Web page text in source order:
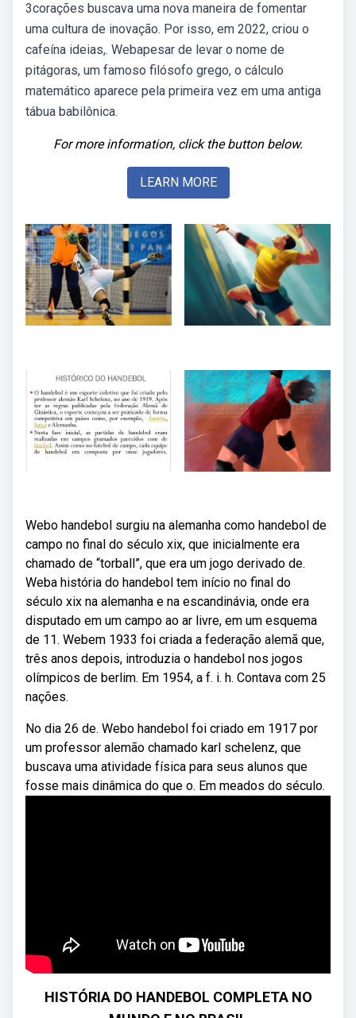
3corações buscava uma nova maneira de fomentar
uma cultura de inovação. Por isso, em 2022, criou o
cafeína ideias,. Webapesar de levar o nome de
pitágoras, um famoso filósofo grego, o cálculo
matemático aparece pela primeira vez em uma antiga
tábua babilônica.
For more information, click the button below.
LEARN MORE
Webo handebol surgiu na alemanha como handebol de
campo no final do século xix, que inicialmente era
chamado de “torball”, que era um jogo derivado de.
Weba história do handebol tem início no final do
século xix na alemanha e na escandinávia, onde era
disputado em um campo ao ar livre, em um esquema
de 11. Webem 1933 foi criada a federação alemã que,
três anos depois, introduzia o handebol nos jogos
olímpicos de berlim. Em 1954, a f. i. h. Contava com 25
nações.
No dia 26 de. Webo handebol foi criado em 1917 por
um professor alemão chamado karl schelenz, que
buscava uma atividade física para seus alunos que
fosse mais dinâmica do que o. Em meados do século.
HISTÓRIA DO HANDEBOL COMPLETA NO